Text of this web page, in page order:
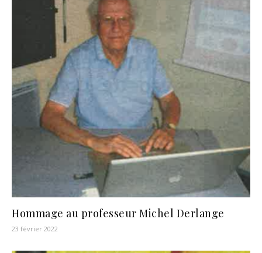
Hommage au professeur Michel Derlange
23 février 2022